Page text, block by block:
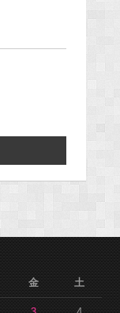
金 土